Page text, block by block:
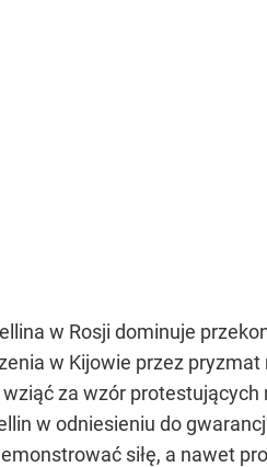
w Rosji dominuje
w Kijowie przez pryzmat
za wzór protestujących
w odniesieniu do
siłę, a nawet